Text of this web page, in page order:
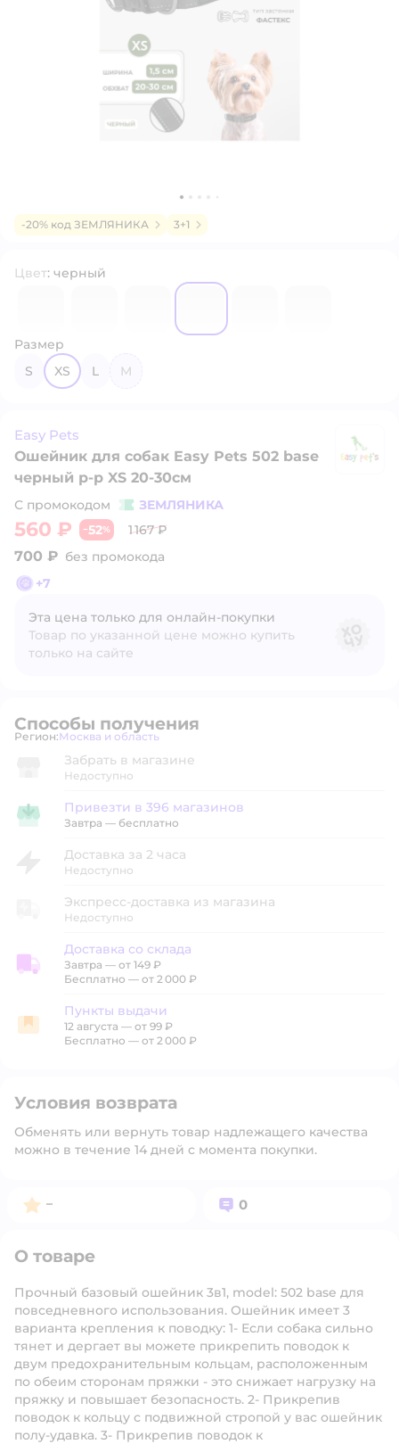
-20% код ЗЕМЛЯНИКА 3+1
Цвет: черный
709498470949787094975
Размер
S
XS L M
Easy Pets
Ошейник для собак Easy Pets 502 base
черный р-р XS 20-30см
С промокодом ЗЕМЛЯНИКА
560 ₽ −52% 1 167 ₽
700 ₽ без промокода
+7
Эта цена только для онлайн‑покупки
Товар по указанной цене можно купить
только на сайте
Способы получения
Регион: Выбор адреса доставки.
Москва и область
Забрать в магазине
Недоступно
Привезти в магазин
Привезти в 396 магазинов
Завтра — бесплатно
Доставка за 2 часа
Недоступно
Экспресс-доставка из магазина
Недоступно
Доставка со склада
Доставка со склада
Завтра — от 149 ₽
Бесплатно — от 2 000 ₽
Пункты выдачи
Пункты выдачи
12 августа — от 99 ₽
Бесплатно — от 2 000 ₽
Условия возврата
Обменять или вернуть товар надлежащего качества
можно в течение 14 дней с момента покупки.
Рейтинг:
– Вопросов:
0
О товаре
Прочный базовый ошейник 3в1, model: 502 base для
повседневного использования. Ошейник имеет 3
варианта крепления к поводку: 1- Если собака сильно
тянет и дергает вы можете прикрепить поводок к
двум предохранительным кольцам, расположенным
по обеим сторонам пряжки - это снижает нагрузку на
пряжку и повышает безопасность. 2- Прикрепив
поводок к кольцу с подвижной стропой у вас ошейник
полу-удавка. 3- Прикрепив поводок к